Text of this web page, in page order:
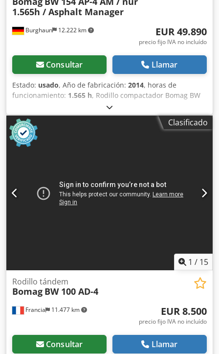
Burghaun 12.222 km
1.565h / Asphalt Manager
EUR 49.890
precio fijo IVA no incluído
Consultar Llamar
Estado: usado, Año de fabricación: 2014, horas de
funcionamiento: 1.565 h, Rodillo compactador Bomag BW
154 AP-4 AM, año de fabricación: 2014, horas de
funcionamiento: solo 1565 h, motor: Kubota [55,4 kW/75
CV], sistema Asphalt Manager 2, distribuidor de asfalto
Bomag, cortador de asfalto lateral derecho, peso: 7300 kg,
tambor de superficie lisa, buen estado, listo para su uso
información en nuestra página web. Salvo errores y venta
previa. Dcjdpfx Aezpdh Uenuok Posibilidad de alquiler. =
Más información = Póngase en contacto con Tobias Ebert
Clasificado
1 / 15
Francia 11.477 km
Rodillo tándem
Bomag BW 100 AD-4
EUR 8.500
precio fijo IVA no incluído
Consultar Llamar